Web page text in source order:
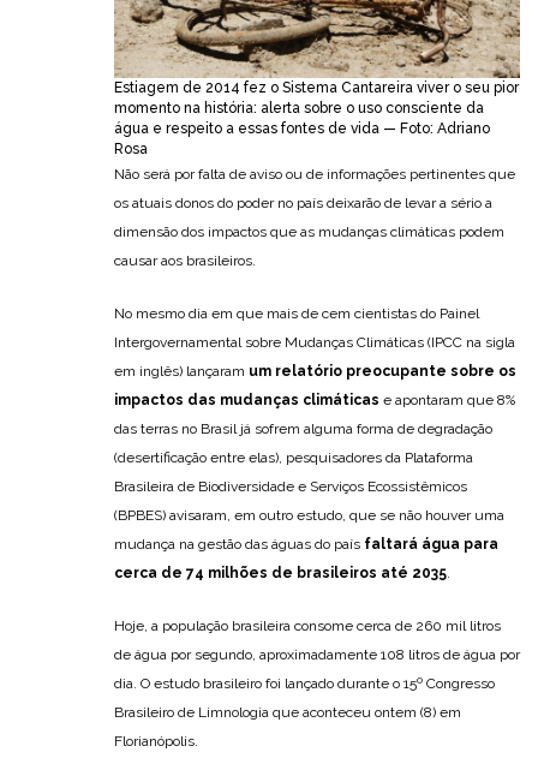
Estiagem de 2014 fez o Sistema Cantareira viver o seu pior
momento na história: alerta sobre o uso consciente da
água e respeito a essas fontes de vida — Foto: Adriano
Rosa
Não será por falta de aviso ou de informações pertinentes que
os atuais donos do poder no país deixarão de levar a sério a
dimensão dos impactos que as mudanças climáticas podem
causar aos brasileiros.
No mesmo dia em que mais de cem cientistas do Painel
Intergovernamental sobre Mudanças Climáticas (IPCC na sigla
em inglês) lançaram um relatório preocupante sobre os
impactos das mudanças climáticas e apontaram que 8%
das terras no Brasil já sofrem alguma forma de degradação
(desertificação entre elas), pesquisadores da Plataforma
Brasileira de Biodiversidade e Serviços Ecossistêmicos
(BPBES) avisaram, em outro estudo, que se não houver uma
mudança na gestão das águas do país faltará água para
cerca de 74 milhões de brasileiros até 2035.
Hoje, a população brasileira consome cerca de 260 mil litros
de água por segundo, aproximadamente 108 litros de água por
dia. O estudo brasileiro foi lançado durante o 15º Congresso
Brasileiro de Limnologia que aconteceu ontem (8) em
Florianópolis.